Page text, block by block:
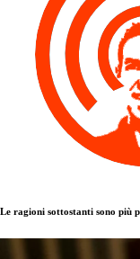
Le ragioni sottostanti sono più